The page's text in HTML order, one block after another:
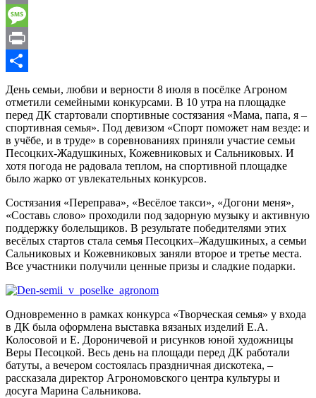
Email
Message
Print
Отправить
День семьи, любви и верности 8 июля в посёлке Агроном
отметили семейными конкурсами. В 10 утра на площадке
перед ДК стартовали спортивные состязания «Мама, папа, я –
спортивная семья». Под девизом «Спорт поможет нам везде: и
в учёбе, и в труде» в соревнованиях приняли участие семьи
Песоцких-Жадушкиных, Кожевниковых и Сальниковых. И
хотя погода не радовала теплом, на спортивной площадке
было жарко от увлекательных конкурсов.
Состязания «Переправа», «Весёлое такси», «Догони меня»,
«Составь слово» проходили под задорную музыку и активную
поддержку болельщиков. В результате победителями этих
весёлых стартов стала семья Песоцких–Жадушкиных, а семьи
Сальниковых и Кожевниковых заняли второе и третье места.
Все участники получили ценные призы и сладкие подарки.
Одновременно в рамках конкурса «Творческая семья» у входа
в ДК была оформлена выставка вязаных изделий Е.А.
Колосовой и Е. Дороничевой и рисунков юной художницы
Веры Песоцкой. Весь день на площади перед ДК работали
батуты, а вечером состоялась праздничная дискотека, –
рассказала директор Агрономовского центра культуры и
досуга Марина Сальникова.